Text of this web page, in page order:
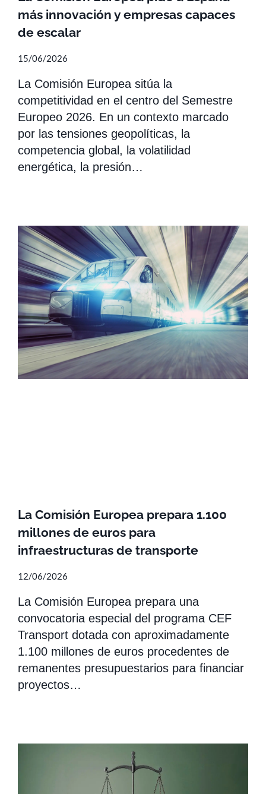
más innovación y empresas capaces
de escalar
15/06/2026
La Comisión Europea sitúa la
competitividad en el centro del Semestre
Europeo 2026. En un contexto marcado
por las tensiones geopolíticas, la
competencia global, la volatilidad
energética, la presión…
La Comisión Europea prepara 1.100
millones de euros para
infraestructuras de transporte
12/06/2026
La Comisión Europea prepara una
convocatoria especial del programa CEF
Transport dotada con aproximadamente
1.100 millones de euros procedentes de
remanentes presupuestarios para financiar
proyectos…